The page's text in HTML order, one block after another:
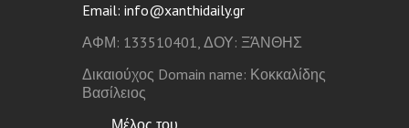
Email: info@xanthidaily.gr
ΑΦΜ: 133510401, ΔΟΥ: ΞΆΝΘΗΣ
Δικαιούχος Domain name: Κοκκαλίδης
Βασίλειος